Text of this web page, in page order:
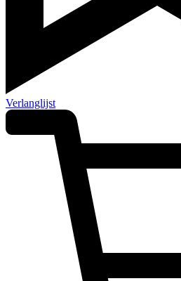
Verlanglijst